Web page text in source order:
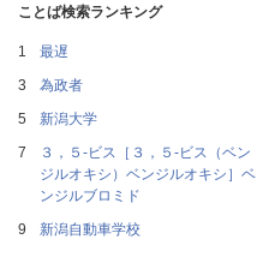
ことば検索ランキング
最遅
為政者
新潟大学
３，５‐ビス［３，５‐ビス（ベン
ジルオキシ）ベンジルオキシ］ベ
ンジルブロミド
新潟自動車学校